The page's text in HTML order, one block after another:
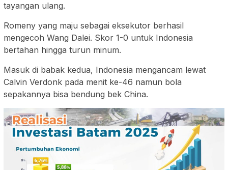
tayangan ulang.
Romeny yang maju sebagai eksekutor berhasil
mengecoh Wang Dalei. Skor 1-0 untuk Indonesia
bertahan hingga turun minum.
Masuk di babak kedua, Indonesia mengancam lewat
Calvin Verdonk pada menit ke-46 namun bola
sepakannya bisa bendung bek China.